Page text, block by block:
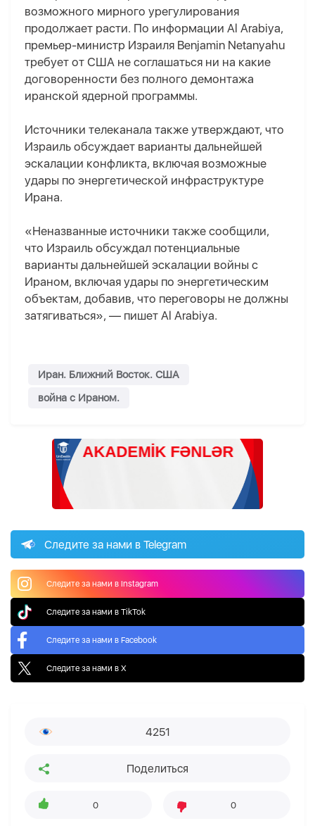
возможного мирного урегулирования
продолжает расти. По информации Al Arabiya,
премьер-министр Израиля Benjamin Netanyahu
требует от США не соглашаться ни на какие
договоренности без полного демонтажа
иранской ядерной программы.
Источники телеканала также утверждают, что
Израиль обсуждает варианты дальнейшей
эскалации конфликта, включая возможные
удары по энергетической инфраструктуре
Ирана.
«Неназванные источники также сообщили,
что Израиль обсуждал потенциальные
варианты дальнейшей эскалации войны с
Ираном, включая удары по энергетическим
объектам, добавив, что переговоры не должны
затягиваться», — пишет Al Arabiya.
Иран. Ближний Восток. США
война с Ираном.
Следите за нами в Telegram
Следите за нами в Instagram
Следите за нами в TikTok
Следите за нами в Facebook
Следите за нами в X
4251
Поделиться
0 0